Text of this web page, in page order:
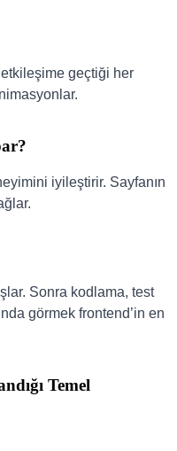
etkileşime geçtiği her
iyileştirir. Sayfanın
Sonra kodlama, test
görmek frontend’in en
Temel